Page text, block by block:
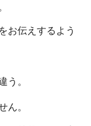
お伝えするよう
う。
ん。